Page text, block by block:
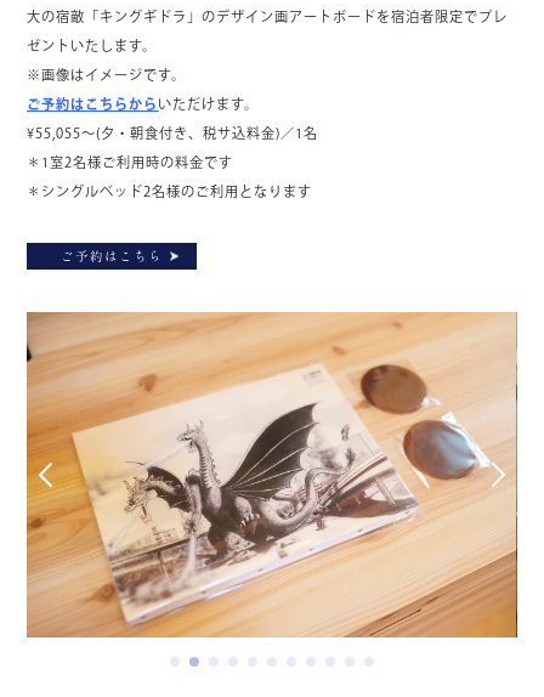
大の宿敵「キングギドラ」のデザイン画アートボードを宿泊者限定でプレ
ゼントいたします。
※画像はイメージです。
ご予約はこちらから いただけます。
¥55,055～(夕・朝食付き、税サ込料金)／1名
＊1室2名様ご利用時の料金です
＊シングルベッド2名様のご利用となります
ご予約はこちら